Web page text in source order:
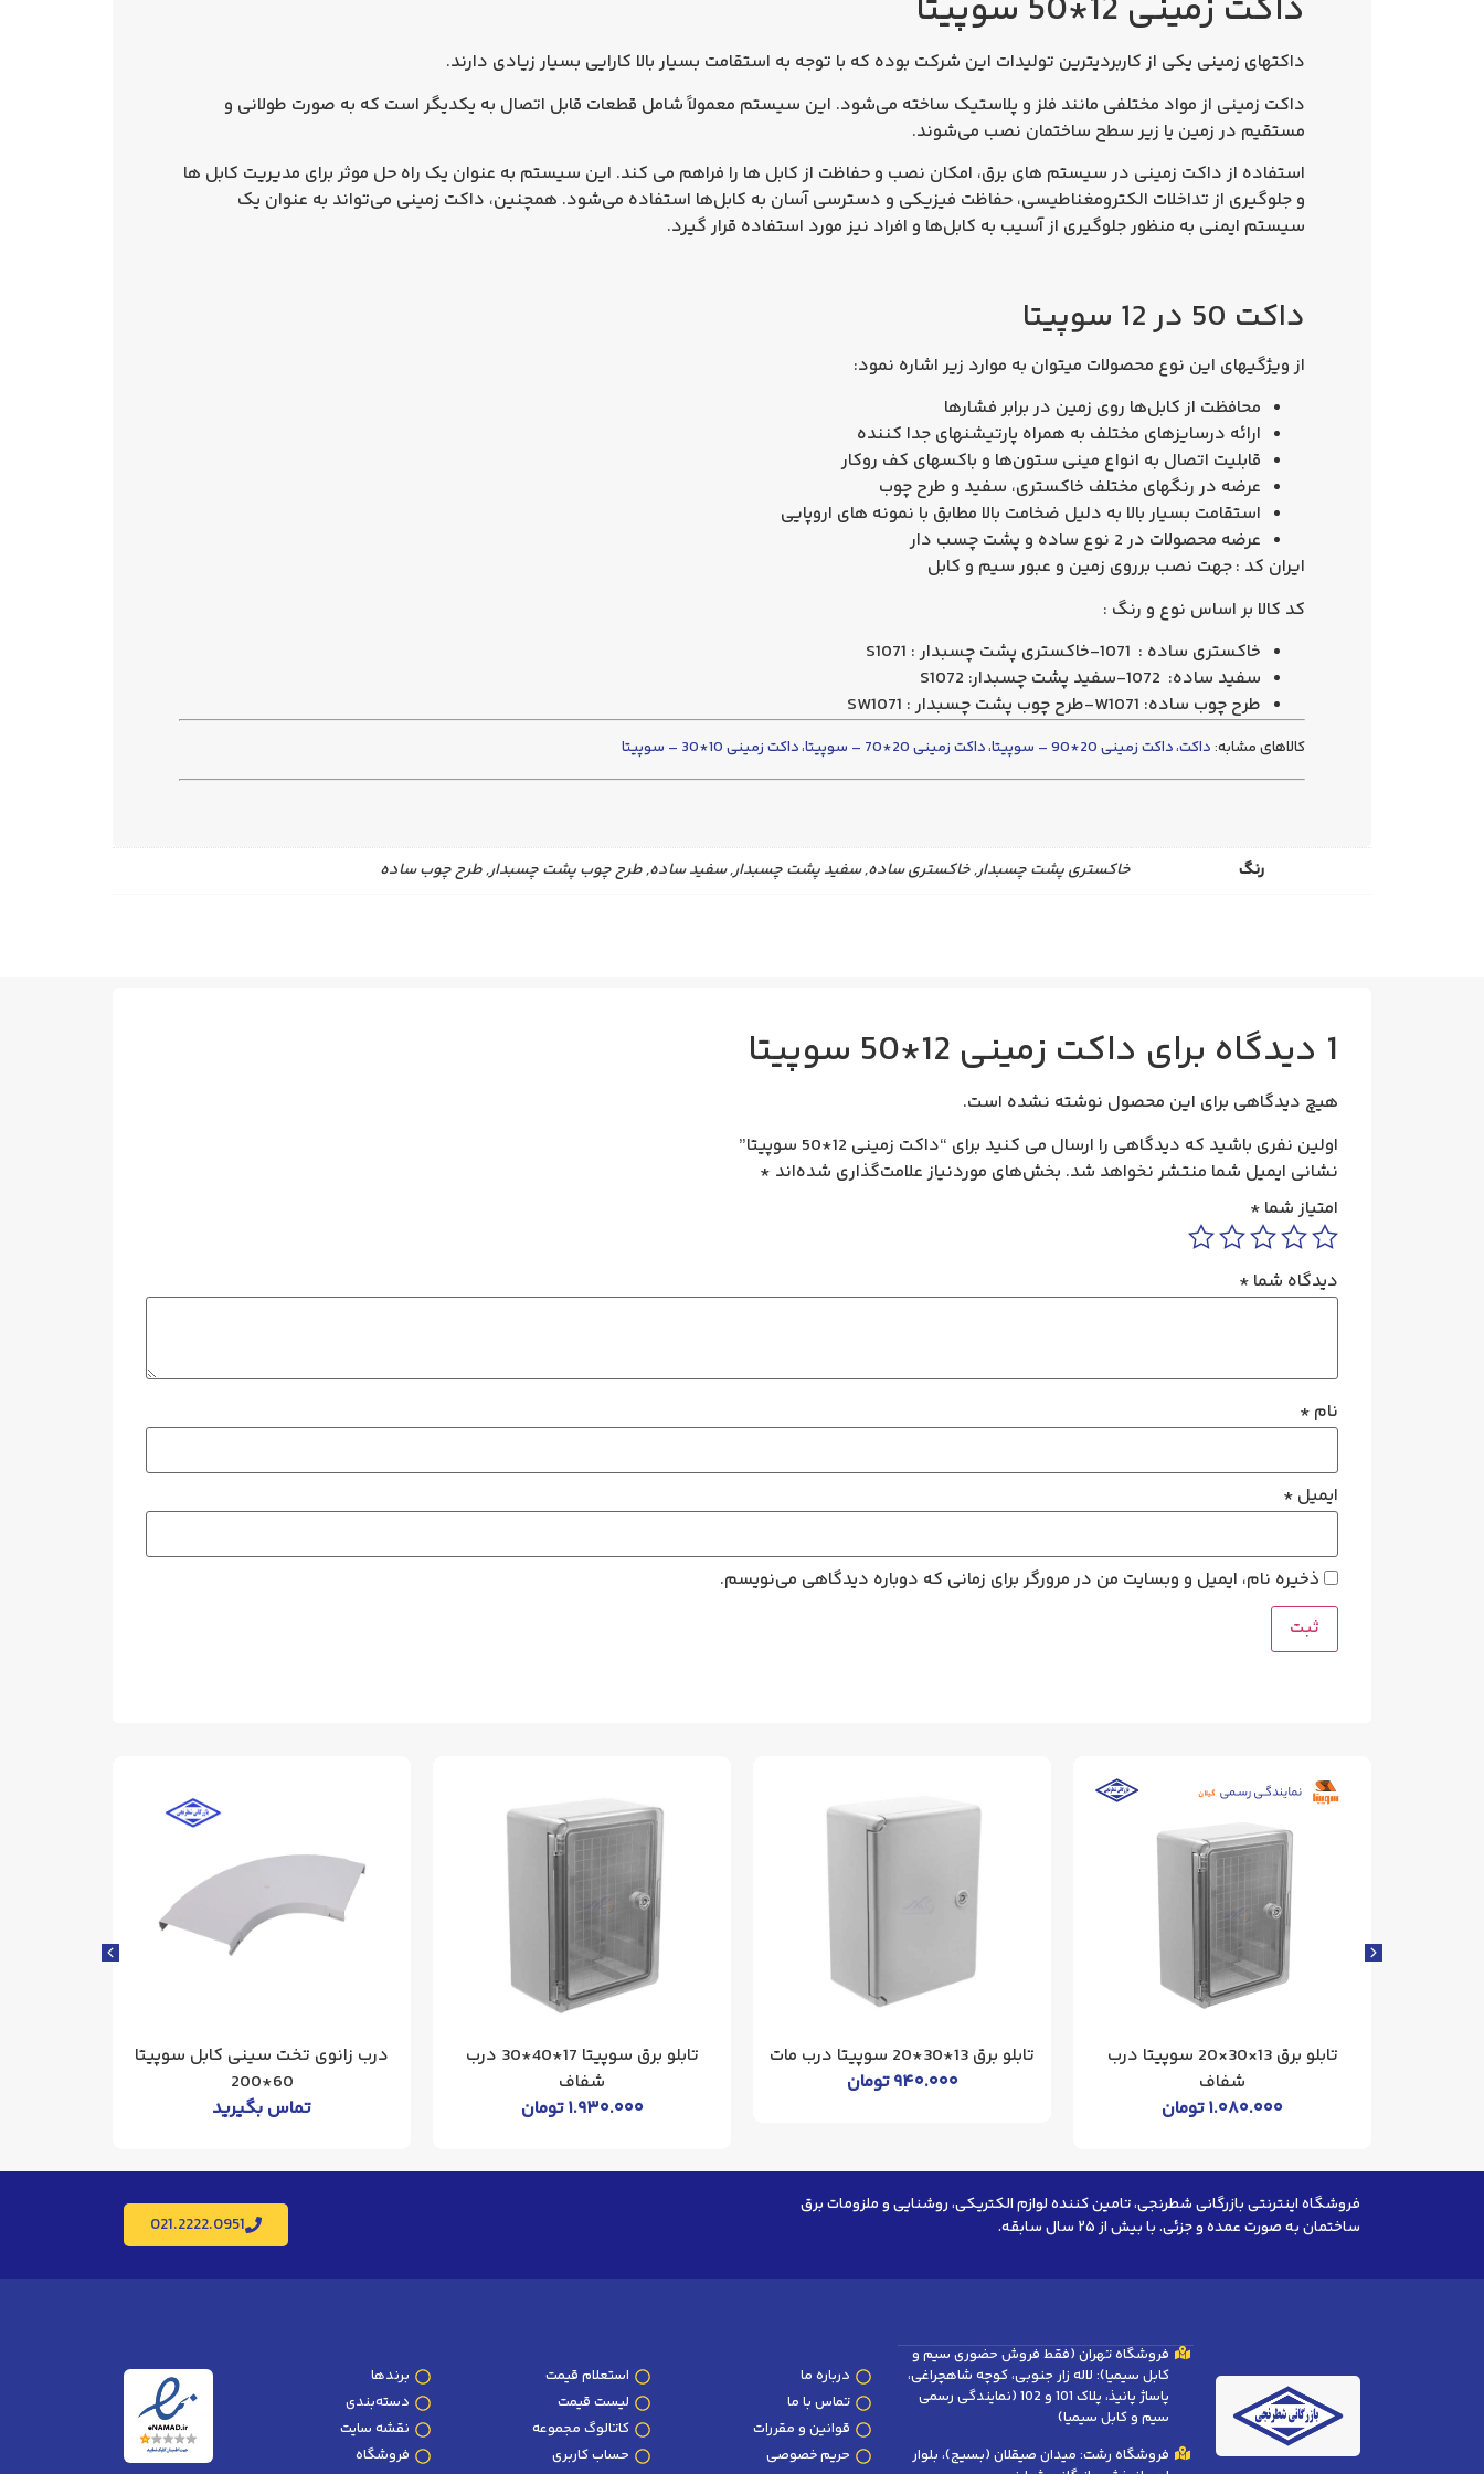
داکت زمینی 12*50 سوپیتا
داکتهای زمینی یکی از کاربردیترین تولیدات این شرکت بوده که با توجه به استقامت بسیار بالا کارایی بسیار زیادی دارند.
داکت زمینی از مواد مختلفی مانند فلز و پلاستیک ساخته می‌شود. این سیستم معمولاً شامل قطعات قابل اتصال به یکدیگر است که به صورت طولانی و
مستقیم در زمین یا زیر سطح ساختمان نصب می‌شوند.
استفاده از داکت زمینی در سیستم‌ های برق، امکان نصب و حفاظت از کابل‌ ها را فراهم می‌ کند. این سیستم به عنوان یک راه حل موثر برای مدیریت کابل‌ ها
و جلوگیری از تداخلات الکترومغناطیسی، حفاظت فیزیکی و دسترسی آسان به کابل‌ها استفاده می‌شود. همچنین، داکت زمینی می‌تواند به عنوان یک
سیستم ایمنی به منظور جلوگیری از آسیب به کابل‌ها و افراد نیز مورد استفاده قرار گیرد.
داکت 50 در 12 سوپیتا
از ویژگیهای این نوع محصولات میتوان به موارد زیر اشاره نمود:
محافظت از کابل‌ها روی زمین در برابر فشارها
ارائه درسایزهای مختلف به همراه پارتیشنهای جدا کننده
قابلیت اتصال به انواع مینی ستون‌ها و باکسهای کف روکار
عرضه در رنگهای مختلف خاکستری، سفید و طرح چوب
استقامت بسیار بالا به دلیل ضخامت بالا مطابق با نمونه های اروپایی
عرضه محصولات در 2 نوع ساده و پشت چسب دار
ايران کد :جهت نصب برروی زمین و عبور سیم و کابل
کد کالا بر اساس نوع و رنگ :
خاکستری ساده : 1071-خاکستری پشت چسبدار : S1071
سفید ساده: 1072-سفید پشت چسبدار: S1072
طرح چوب ساده: W1071-طرح چوب پشت چسبدار : SW1071
کالاهای مشابه: داکت،داکت زمینی 20*90 – سوپیتا ،داکت زمینی 20*70 – سوپیتا ،داکت زمینی 10*30 – سوپیتا
رنگ خاکستری پشت چسبدار, خاکستری ساده, سفید پشت چسبدار, سفید ساده, طرح چوب پشت چسبدار, طرح چوب ساده
1 دیدگاه برای داکت زمینی 12*50 سوپیتا
هیچ دیدگاهی برای این محصول نوشته نشده است.
اولین نفری باشید که دیدگاهی را ارسال می کنید برای “داکت زمینی 12*50 سوپیتا”
نشانی ایمیل شما منتشر نخواهد شد. بخش‌های موردنیاز علامت‌گذاری شده‌اند *
امتیاز شما *
دیدگاه شما *
نام *
ایمیل *
ذخیره نام، ایمیل و وبسایت من در مرورگر برای زمانی که دوباره دیدگاهی می‌نویسم.
تابلو برق 13×30×20 سوپیتا درب
شفاف
۱.۰۸۰.۰۰۰تومان
تابلو برق 13*30*20 سوپیتا درب مات
۹۴۰.۰۰۰تومان
تابلو برق سوپیتا 17*40*30 درب
شفاف
۱.۹۳۰.۰۰۰تومان
درب زانوی تخت سینی کابل سوپیتا
60*200
تماس بگیرید
فروشگاه اینترنتی بازرگانی شطرنجی، تامین کننده لوازم الکتریکی، روشنایی و ملزومات برق
ساختمان به صورت عمده و جزئی. با بیش از ۲۵ سال سابقه.
021.2222.0951
فروشگاه تهران (فقط فروش حضوری سیم و
کابل سیمیا): لاله زار جنوبی، کوچه شاهچراغی،
پاساژ پانیذ، پلاک 101 و 102 (نمایندگی رسمی
سیم و کابل سیمیا)
فروشگاه رشت: میدان صیقلان (بسیج)، بلوار
درباره ما
تماس با ما
قوانین و مقررات
حریم خصوصی
استعلام قیمت
لیست قیمت
کاتالوگ مجموعه
حساب کاربری
برندها
دسته‌بندی
نقشه سایت
فروشگاه